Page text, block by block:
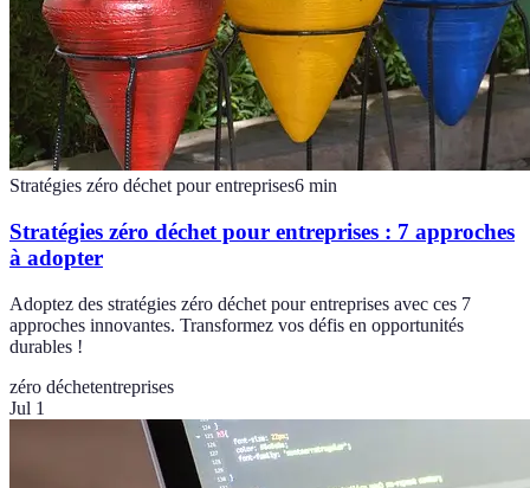
Stratégies zéro déchet pour entreprises6 min
Stratégies zéro déchet pour entreprises : 7 approches
à adopter
Adoptez des stratégies zéro déchet pour entreprises avec ces 7
approches innovantes. Transformez vos défis en opportunités
durables !
zéro déchetentreprises
Jul 1